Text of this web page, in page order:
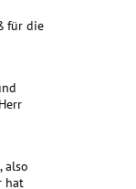
für die
also
hat